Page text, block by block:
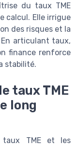
du taux TME
calcul. Elle irrigue
des risques et la
articulant taux,
finance renforce
stabilité.
taux TME
long
TME et les